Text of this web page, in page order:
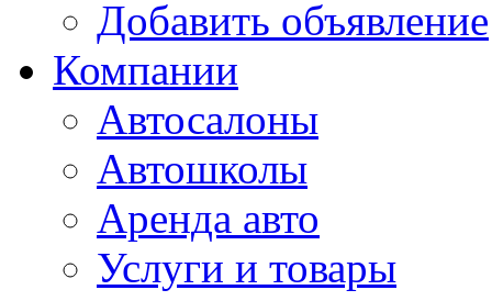
Добавить объявление
Компании
Автосалоны
Автошколы
Аренда авто
Услуги и товары